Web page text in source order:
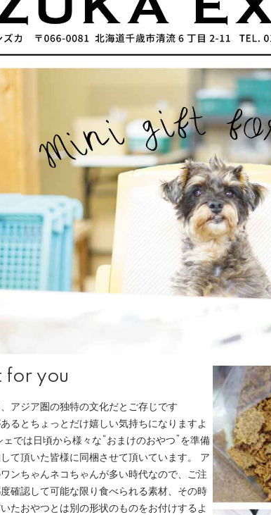
for you
アジア圏の独特の文化だとご存じです
るとちょっとだけ嬉しい気持ちになりますよ
では日頃から様々な“おまけのおやつ”を準備
て頂いた皆様に同梱させて頂いています。 ア
ンちゃんネコちゃんが多い時代なので、ご注
確認して可能な限り食べられる素材、その時
たおやつとは別の形状のものをお付けするよ